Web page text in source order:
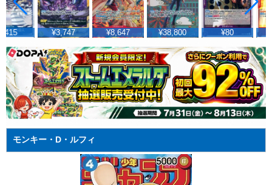
¥3,747 ¥8,647 ¥38,800 ¥80
モンキー・D・ルフィ